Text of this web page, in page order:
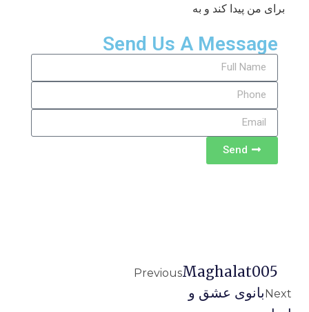
برای من پیدا کند و به
Send Us A Message
Send
PreviousMaghalat005
Nextبانوی عشق و